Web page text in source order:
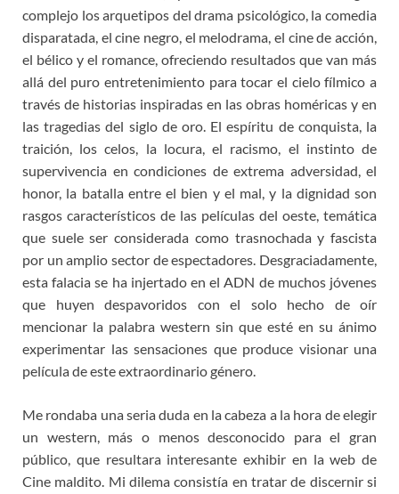
t
complejo los arquetipos del drama psicológico, la comedia
disparatada, el cine negro, el melodrama, el cine de acción,
el bélico y el romance, ofreciendo resultados que van más
allá del puro entretenimiento para tocar el cielo fílmico a
través de historias inspiradas en las obras homéricas y en
las tragedias del siglo de oro. El espíritu de conquista, la
traición, los celos, la locura, el racismo, el instinto de
supervivencia en condiciones de extrema adversidad, el
honor, la batalla entre el bien y el mal, y la dignidad son
rasgos característicos de las películas del oeste, temática
que suele ser considerada como trasnochada y fascista
por un amplio sector de espectadores. Desgraciadamente,
esta falacia se ha injertado en el ADN de muchos jóvenes
que huyen despavoridos con el solo hecho de oír
mencionar la palabra western sin que esté en su ánimo
experimentar las sensaciones que produce visionar una
película de este extraordinario género.
Me rondaba una seria duda en la cabeza a la hora de elegir
un western, más o menos desconocido para el gran
público, que resultara interesante exhibir en la web de
Cine maldito. Mi dilema consistía en tratar de discernir si